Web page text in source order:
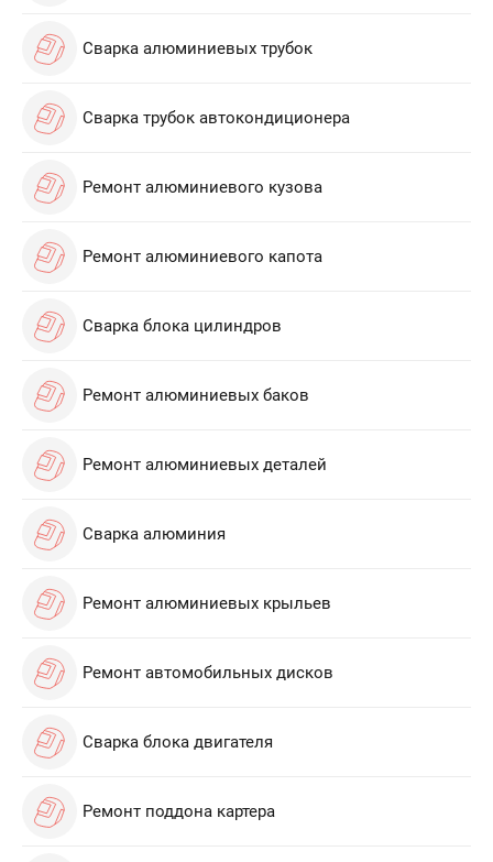
Сварка алюминиевых трубок
Сварка трубок автокондиционера
Ремонт алюминиевого кузова
Ремонт алюминиевого капота
Сварка блока цилиндров
Ремонт алюминиевых баков
Ремонт алюминиевых деталей
Сварка алюминия
Ремонт алюминиевых крыльев
Ремонт автомобильных дисков
Сварка блока двигателя
Ремонт поддона картера